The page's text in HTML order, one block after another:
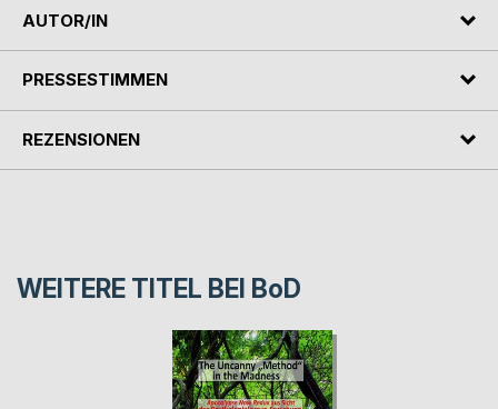
AUTOR/IN
PRESSESTIMMEN
REZENSIONEN
WEITERE TITEL BEI BoD